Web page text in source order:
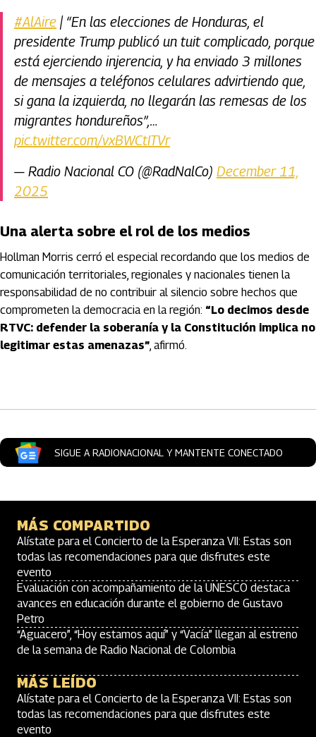
#AlAire | “En las elecciones de Honduras, el
presidente Trump publicó un tuit complicado, porque
está ejerciendo injerencia, y ha enviado 3 millones
de mensajes a teléfonos celulares advirtiendo que,
si gana la izquierda, no llegarán las remesas de los
migrantes hondureños”,…
pic.twitter.com/vxBWCtITVr
— Radio Nacional CO (@RadNalCo) December 11,
2025
Una alerta sobre el rol de los medios
Hollman Morris cerró el especial recordando que los medios de
comunicación territoriales, regionales y nacionales tienen la
responsabilidad de no contribuir al silencio sobre hechos que
comprometen la democracia en la región: “Lo decimos desde
RTVC: defender la soberanía y la Constitución implica no
legitimar estas amenazas”, afirmó.
SIGUE A RADIONACIONAL Y MANTENTE CONECTADO
MÁS COMPARTIDO
Alístate para el Concierto de la Esperanza VII: Estas son
todas las recomendaciones para que disfrutes este
evento
Evaluación con acompañamiento de la UNESCO destaca
avances en educación durante el gobierno de Gustavo
Petro
“Aguacero”, “Hoy estamos aquí” y “Vacía” llegan al estreno
de la semana de Radio Nacional de Colombia
MÁS LEÍDO
Alístate para el Concierto de la Esperanza VII: Estas son
todas las recomendaciones para que disfrutes este
evento